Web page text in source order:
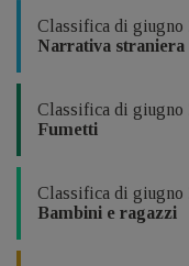
Classifica di giugno
Narrativa straniera
Classifica di giugno
Fumetti
Classifica di giugno
Bambini e ragazzi